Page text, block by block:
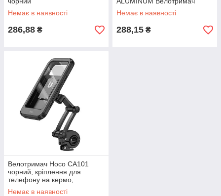
Немає в наявності
286,88 ₴
смартфона на велосипед
Немає в наявності
288,15 ₴
Велотримач Hoco CA101
чорний, кріплення для
телефону на кермо,
велотримач чорний
Немає в наявності